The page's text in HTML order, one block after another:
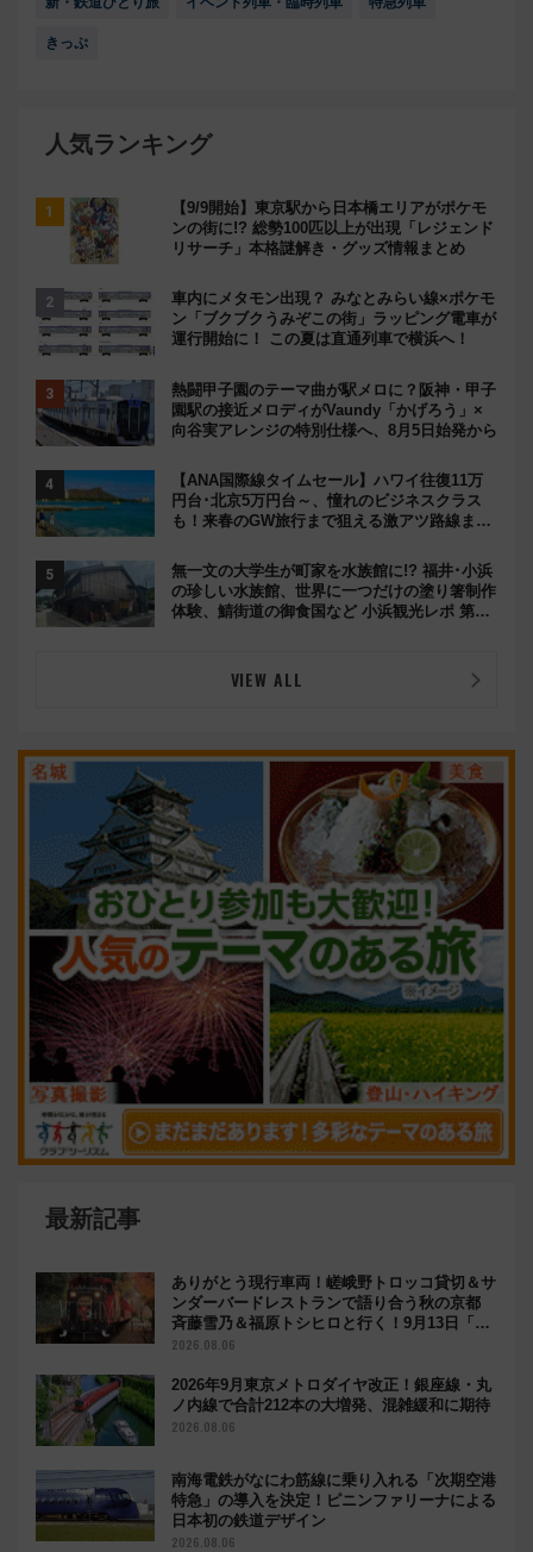
きっぷ
人気ランキング
【9/9開始】東京駅から日本橋エリアがポケモ
ンの街に!? 総勢100匹以上が出現「レジェンド
リサーチ」本格謎解き・グッズ情報まとめ
車内にメタモン出現？ みなとみらい線×ポケモ
ン「ブクブクうみぞこの街」ラッピング電車が
運行開始に！ この夏は直通列車で横浜へ！
熱闘甲子園のテーマ曲が駅メロに？阪神・甲子
園駅の接近メロディがVaundy「かげろう」×
向谷実アレンジの特別仕様へ、8月5日始発から
【ANA国際線タイムセール】ハワイ往復11万
円台･北京5万円台～、憧れのビジネスクラス
も！来春のGW旅行まで狙える激アツ路線まと
無一文の大学生が町家を水族館に!? 福井･小浜
の珍しい水族館、世界に一つだけの塗り箸制作
体験、鯖街道の御食国など 小浜観光レポ 第2
VIEW ALL
最新記事
ありがとう現行車両！嵯峨野トロッコ貸切＆サ
ンダーバードレストランで語り合う秋の京都
斉藤雪乃＆福原トシヒロと行く！9月13日「京
都の鉄道満喫ツアー」開催
2026.08.06
2026年9月東京メトロダイヤ改正！銀座線・丸
ノ内線で合計212本の大増発、混雑緩和に期待
2026.08.06
南海電鉄がなにわ筋線に乗り入れる「次期空港
特急」の導入を決定！ピニンファリーナによる
日本初の鉄道デザイン
2026.08.06